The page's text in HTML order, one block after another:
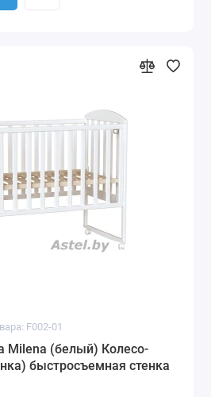
F002-01
Milena (белый) Колесо-
быстросъемная стенка